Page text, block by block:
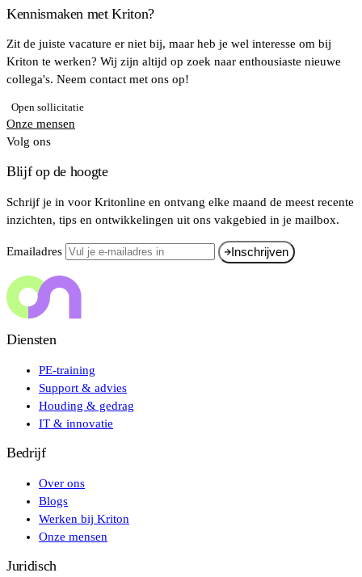
Kennismaken met Kriton?
Zit de juiste vacature er niet bij, maar heb je wel interesse om bij
Kriton te werken? Wij zijn altijd op zoek naar enthousiaste nieuwe
collega's. Neem contact met ons op!
Open sollicitatie
Onze mensen
Volg ons
Blijf op de hoogte
Schrijf je in voor Kritonline en ontvang elke maand de meest recente
inzichten, tips en ontwikkelingen uit ons vakgebied in je mailbox.
Emailadres Inschrijven
Diensten
PE-training
Support & advies
Houding & gedrag
IT & innovatie
Bedrijf
Over ons
Blogs
Werken bij Kriton
Onze mensen
Juridisch